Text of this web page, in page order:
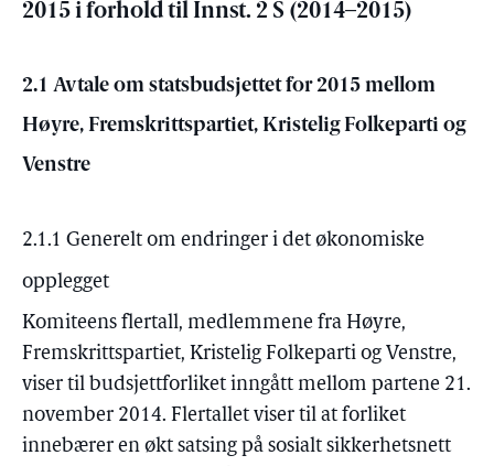
2015 i forhold til Innst. 2 S (2014–2015)
2.1 Avtale om statsbudsjettet for 2015 mellom
Høyre, Fremskrittspartiet, Kristelig Folkeparti og
Venstre
2.1.1 Generelt om endringer i det økonomiske
opplegget
Komiteens flertall, medlemmene fra Høyre,
Fremskrittspartiet, Kristelig Folkeparti og Venstre,
viser til budsjettforliket inngått mellom partene 21.
november 2014. Flertallet viser til at forliket
innebærer en økt satsing på sosialt sikkerhetsnett